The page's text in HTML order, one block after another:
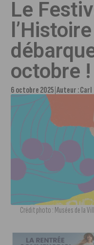
Le
octobre !
6 octobre 2025 Auteur :Carl
Crédit photo : Musées de la